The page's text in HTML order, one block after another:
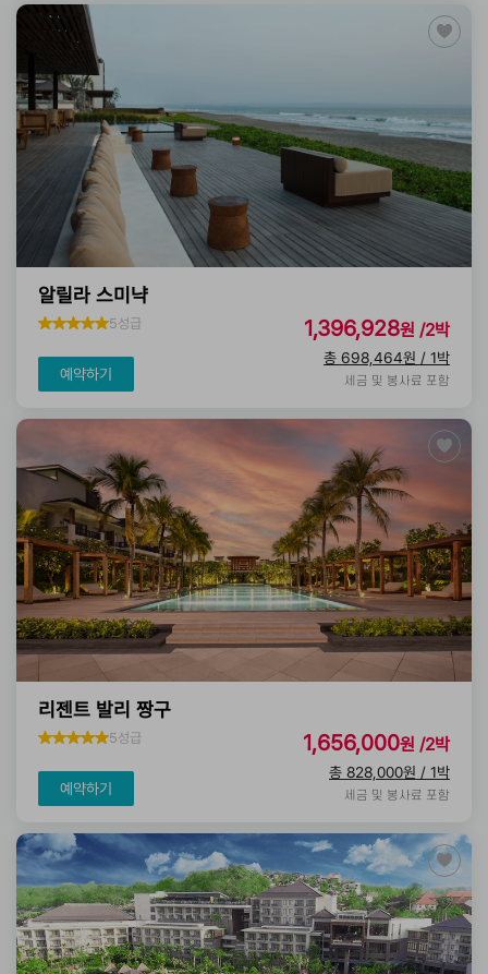
알릴라 스미냑
5성급
예약하기
1,396,928원 /2박
총 698,464원 / 1박
세금 및 봉사료 포함
리젠트 발리 짱구
5성급
예약하기
1,656,000원 /2박
총 828,000원 / 1박
세금 및 봉사료 포함